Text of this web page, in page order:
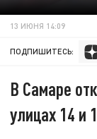
13 ИЮНЯ 14:09
ПОДПИШИТЕСЬ:
В Самаре
улицах 14 и